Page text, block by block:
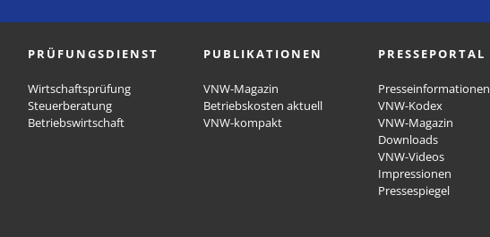
PRÜFUNGSDIENST
Wirtschaftsprüfung
Steuerberatung
Betriebswirtschaft
PUBLIKATIONEN
VNW-Magazin
Betriebskosten aktuell
VNW-kompakt
PRESSEPORTAL
Presseinformationen
VNW-Kodex
VNW-Magazin
Downloads
VNW-Videos
Impressionen
Pressespiegel